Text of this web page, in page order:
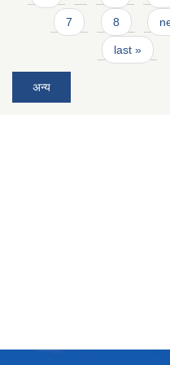
7 8
last »
अन्य